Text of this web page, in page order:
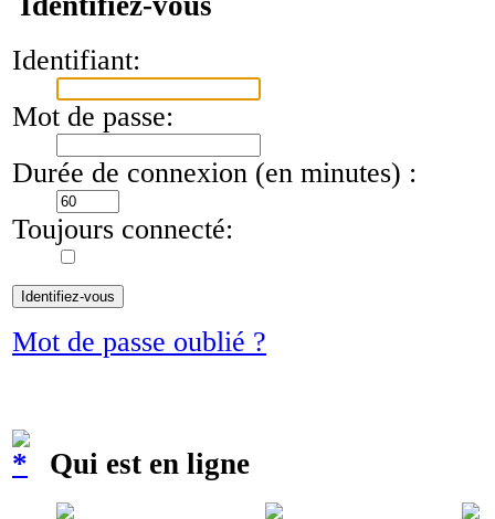
Identifiant:
Mot de passe:
Durée de connexion (en minutes) :
Toujours connecté:
Mot de passe oublié ?
Qui est en ligne